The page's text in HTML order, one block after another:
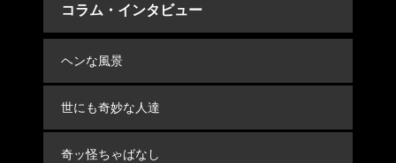
コラム・インタビュー
ヘンな風景
世にも奇妙な人達
奇ッ怪ちゃばなし